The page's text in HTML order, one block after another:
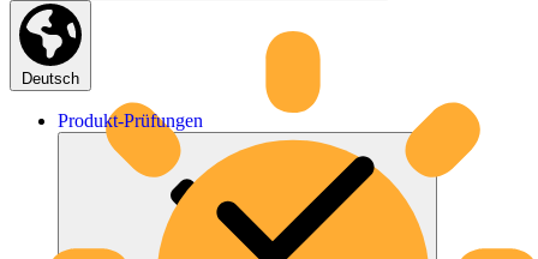
Deutsch
Produkt-Prüfungen